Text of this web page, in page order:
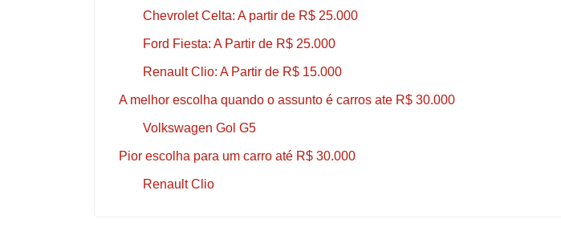
Chevrolet Celta: A partir de R$ 25.000
Ford Fiesta: A Partir de R$ 25.000
Renault Clio: A Partir de R$ 15.000
A melhor escolha quando o assunto é carros ate R$ 30.000
Volkswagen Gol G5
Pior escolha para um carro até R$ 30.000
Renault Clio